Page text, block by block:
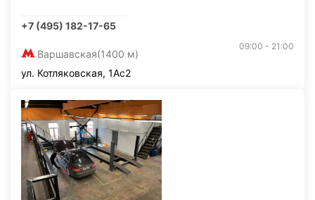
+7 (495) 182-17-65
Варшавская(1400 м)
09:00 - 21:00
ул. Котляковская, 1Ас2